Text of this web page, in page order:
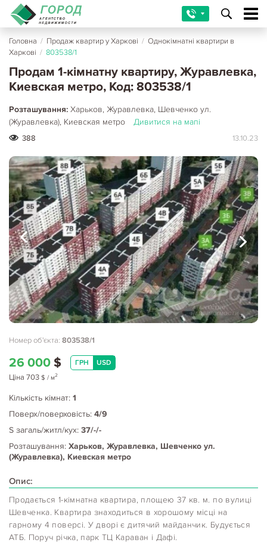
Головна / Продаж квартир у Харкові / Однокімнатні квартири в
Харкові / 803538/1
Продам 1-кімнатну квартиру, Журавлевка,
Киевская метро, Код: 803538/1
Розташування: Харьков, Журавлевка, Шевченко ул.
(Журавлевка), Киевская метро
Дивитися на мапі
388 13.10.23
Номер об'єкта: 803538/1
26 000 $ ГРН USD
Ціна 703 $ / м2
Кількість кімнат: 1
Поверх/поверховість: 4/9
S загаль/житл/кух: 37/-/-
Розташування: Харьков, Журавлевка, Шевченко ул.
(Журавлевка), Киевская метро
Опис:
Продається 1-кімнатна квартира, площею 37 кв. м. по вулиці
Шевченка. Квартира знаходиться в хорошому місці на
гарному 4 поверсі. У дворі є дитячий майданчик. Будується
АТБ. Поруч річка, парк ТЦ Караван і Дафі.